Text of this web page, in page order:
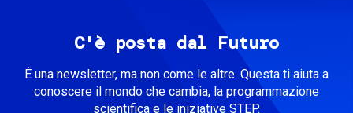
C'è posta dal Futuro
È una newsletter, ma non come le altre. Questa ti aiuta a
conoscere il mondo che cambia, la programmazione
scientifica e le iniziative STEP.